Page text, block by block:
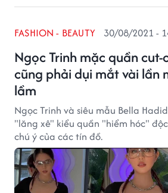
Ngọc Trinh mặc quần
cũng phải dụi mắt vài lần
lầm
FASHION - BEAUTY 30/08/2021 -
Ngọc Trinh và siêu mẫu Bella
"lăng xê" kiểu quần "hiểm hóc"
chú ý của các tín đồ.